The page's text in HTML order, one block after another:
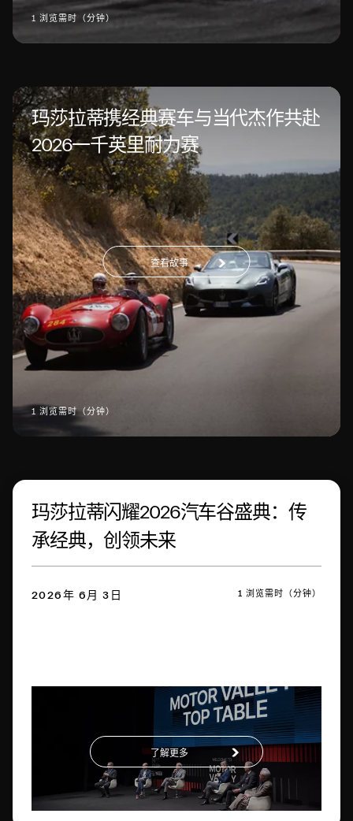
1 浏览需时（分钟）
玛莎拉蒂携经典赛车与当代杰作共赴
2026一千英里耐力赛
1 浏览需时（分钟）
查看故事
玛莎拉蒂闪耀2026汽车谷盛典：传
承经典，创领未来
2026年 6月 3日 1 浏览需时（分钟）
了解更多